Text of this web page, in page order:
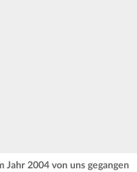
Jahr 2004 von uns gegangen